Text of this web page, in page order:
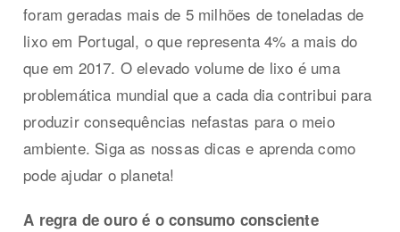
foram geradas mais de 5 milhões de toneladas de
lixo em Portugal, o que representa 4% a mais do
que em 2017. O elevado volume de lixo é uma
problemática mundial que a cada dia contribui para
produzir consequências nefastas para o meio
ambiente. Siga as nossas dicas e aprenda como
pode ajudar o planeta!
A regra de ouro é o consumo consciente